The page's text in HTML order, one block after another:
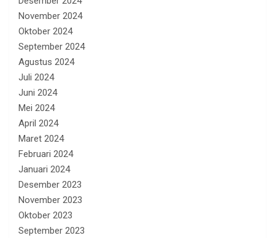
November 2024
Oktober 2024
September 2024
Agustus 2024
Juli 2024
Juni 2024
Mei 2024
April 2024
Maret 2024
Februari 2024
Januari 2024
Desember 2023
November 2023
Oktober 2023
September 2023